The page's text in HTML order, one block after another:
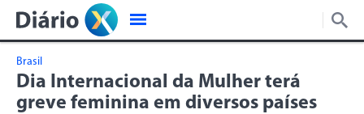
Brasil
Dia Internacional da Mulher terá
greve feminina em diversos países